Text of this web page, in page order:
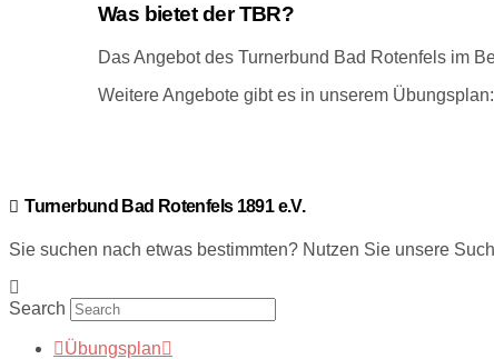
Was bietet der TBR?
Das Angebot des Turnerbund Bad Rotenfels im
Weitere Angebote gibt es in unserem Übungsplan:
Turnerbund Bad Rotenfels 1891 e.V.
Sie suchen nach etwas bestimmten? Nutzen Sie unsere
Search
Übungsplan